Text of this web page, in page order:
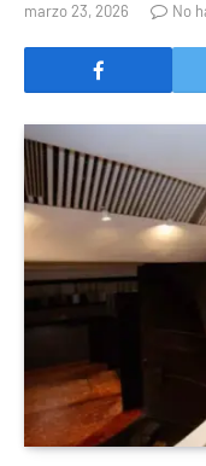
marzo 23, 2026 No